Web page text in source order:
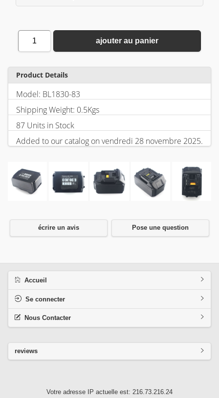
1 ajouter au panier
Product Details
Model: BL1830-83
Shipping Weight: 0.5Kgs
87 Units in Stock
Added to our catalog on vendredi 28 novembre 2025.
écrire un avis Pose une question
Accueil
Se connecter
Nous Contacter
reviews
Votre adresse IP actuelle est: 216.73.216.24